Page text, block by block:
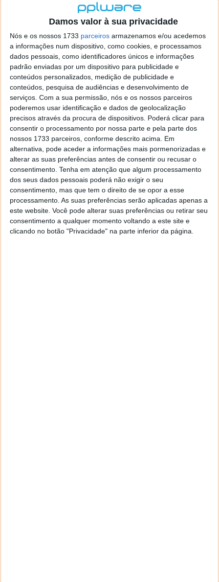
Damos valor à sua privacidade
Nós e os nossos 1733 parceiros armazenamos e/ou acedemos
a informações num dispositivo, como cookies, e processamos
dados pessoais, como identificadores únicos e informações
padrão enviadas por um dispositivo para publicidade e
conteúdos personalizados, medição de publicidade e
conteúdos, pesquisa de audiências e desenvolvimento de
serviços. Com a sua permissão, nós e os nossos parceiros
poderemos usar identificação e dados de geolocalização
precisos através da procura de dispositivos. Poderá clicar para
consentir o processamento por nossa parte e pela parte dos
nossos 1733 parceiros, conforme descrito acima. Em
alternativa, pode aceder a informações mais pormenorizadas e
alterar as suas preferências antes de consentir ou recusar o
consentimento. Tenha em atenção que algum processamento
dos seus dados pessoais poderá não exigir o seu
consentimento, mas que tem o direito de se opor a esse
processamento. As suas preferências serão aplicadas apenas a
este website. Você pode alterar suas preferências ou retirar seu
consentimento a qualquer momento voltando a este site e
clicando no botão "Privacidade" na parte inferior da página.
somente a funcionalidade destes seus carros
elétricos. Foca-se ainda em garantir a segurança e a
conformidade geopolítica dos seus veículos no
mercado mais sensível do ponto de vista de
segurança, os Estados Unidos.
Acompanhe o Pplware no Google Notícias
Proponha uma correção, faça uma sugestão
Autor:Pedro Simões
Tags: Carros China componentes elétricos Tesla